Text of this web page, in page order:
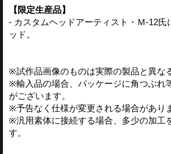
【限定生産品】
- カスタムヘッドアーティスト・Ｍ-12氏
ッド。
※試作品画像のものは実際の製品と異な
※輸入品の場合、パッケージに角つぶれ
がございます。
※予告なく仕様が変更される場合があり
※汎用素体に接続する場合、多少の加工
す。